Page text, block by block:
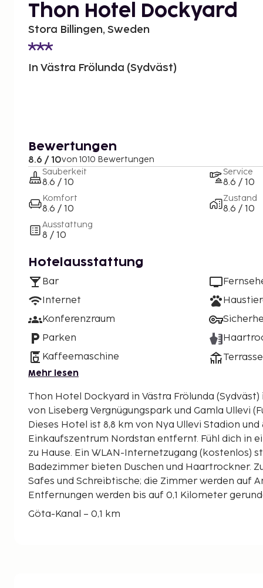
Thon Hotel Dockyard
Stora Billingen, Sweden
In Västra Frölunda (Sydväst)
Bewertungen
8.6 / 10von 1010 Bewertungen
Sauberkeit
8.6 / 10
Komfort
8.6 / 10
Ausstattung
8 / 10
Service
8.6 / 10
Zustand
8.6 / 10
Hotelausstattung
Bar
Internet
Konferenzraum
Parken
Kaffeemaschine
Terrasse
Mehr lesen
Thon Hotel Dockyard in Västra Frölunda (Sydväst)
von Liseberg Vergnügungspark und Gamla Ullevi
Dieses Hotel ist 8,8 km von Nya Ullevi Stadion und
Einkaufszentrum Nordstan entfernt. Fühl dich in
zu Hause. Ein WLAN-Internetzugang (kostenlos)
Badezimmer bieten Duschen und Haartrockner.
Safes und Schreibtische; die Zimmer werden auf
Entfernungen werden bis auf 0,1 Kilometer
Göta-Kanal – 0,1 km